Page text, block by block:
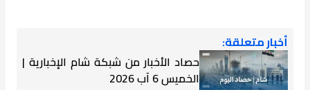
أخبار متعلقة:
حصاد الأخبار من شبكة شام الإخبارية |
الخميس 6 آب 2026